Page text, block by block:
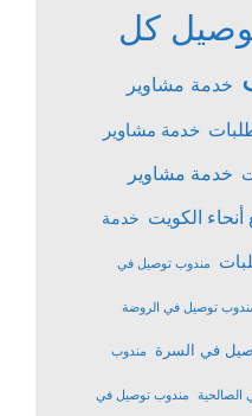
كل
خدمة مشاوير
خدمة مشاوير
خدمة مشاوير
الكويت خدمة
مندوب توصيل في
توصيل في الروضة
في السرة مندوب
مندوب توصيل في